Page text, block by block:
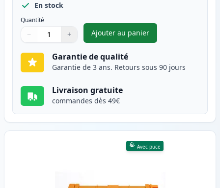
En stock
Quantité
Quantité
Utilisez les boutons pour ajuster
− +
Quantité
Ajouter au panier
,Brother TN247 (TN243)
Garantie de qualité
Garantie de 3 ans. Retours sous 90 jours
Livraison gratuite
commandes dès 49€
Avec puce